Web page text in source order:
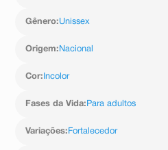
Gênero:Unissex
Origem: Nacional
Cor: Incolor
Fases da Vida: Para adultos
Variações: Fortalecedor